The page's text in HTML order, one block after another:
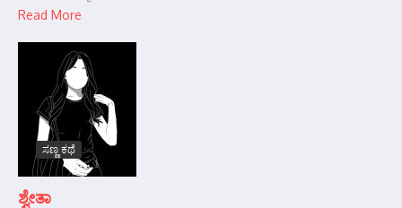
Read More
ಸಣ್ಣ ಕಥೆ
ಶ್ವೇತಾ